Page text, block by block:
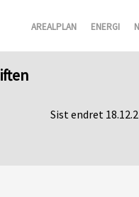
AREALPLAN ENERGI
Sist endret